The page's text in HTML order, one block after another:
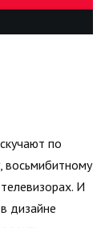
по
восьмибитному
И
дизайне